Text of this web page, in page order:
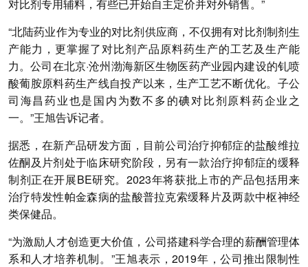
对比剂专用辅料，有些已开始自主定价并对外销售。”
“北陆药业作为专业的对比剂供应商，不仅拥有对比剂制剂生
产能力，更掌握了对比剂产品原料药生产的工艺及生产能
力。公司在北京·沧州渤海新区生物医药产业园内建设的钆喷
酸葡胺原料药生产线自投产以来，生产工艺不断优化。子公
司海昌药业也是国内为数不多的碘对比剂原料药企业之
一。”王旭告诉记者。
据悉，在新产品研发方面，目前公司治疗抑郁症的盐酸维拉
佐酮及片剂处于临床研究阶段，另有一款治疗抑郁症的缓释
制剂正在开展BE研究。2023年将获批上市的产品包括用来
治疗特发性帕金森病的盐酸普拉克索缓释片及两款中枢神经
类保健品。
“为激励人才创造更大价值，公司搭建科学合理的薪酬管理体
系和人才培养机制。”王旭表示，2019年，公司推出限制性